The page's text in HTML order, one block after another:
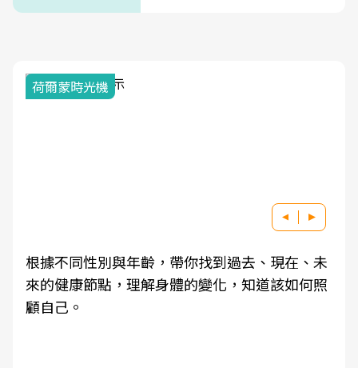
荷爾蒙時光機
根據不同性別與年齡，帶你找到過去、現在、未
來的健康節點，理解身體的變化，知道該如何照
顧自己。